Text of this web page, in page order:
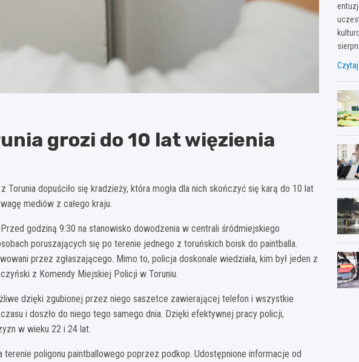
grozi do 10 lat więzienia
dopuściło się kradzieży, która mogła dla nich skończyć się karą do 10 lat
mediów z całego kraju.
godziną 9:30 na stanowisko dowodzenia w centrali śródmiejskiego
poruszających się po terenie jednego z toruńskich boisk do paintballa.
przez zgłaszającego. Mimo to, policja doskonale wiedziała, kim był jeden z
z Komendy Miejskiej Policji w Toruniu.
dzięki zgubionej przez niego saszetce zawierającej telefon i wszystkie
i doszło do niego tego samego dnia. Dzięki efektywnej pracy policji,
w wieku 22 i 24 lat.
poligonu paintballowego poprzez podkop. Udostępnione informacje od